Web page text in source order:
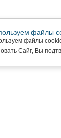
файлы
файлы
Сайт, Вы